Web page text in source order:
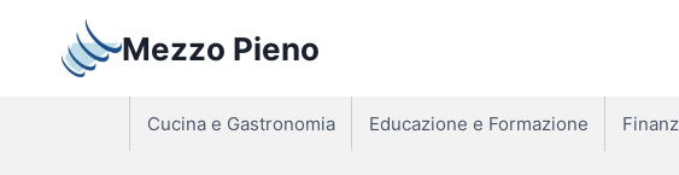
contenuto
Mezzo Pieno
Cucina e Gastronomia Educazione e Formazione